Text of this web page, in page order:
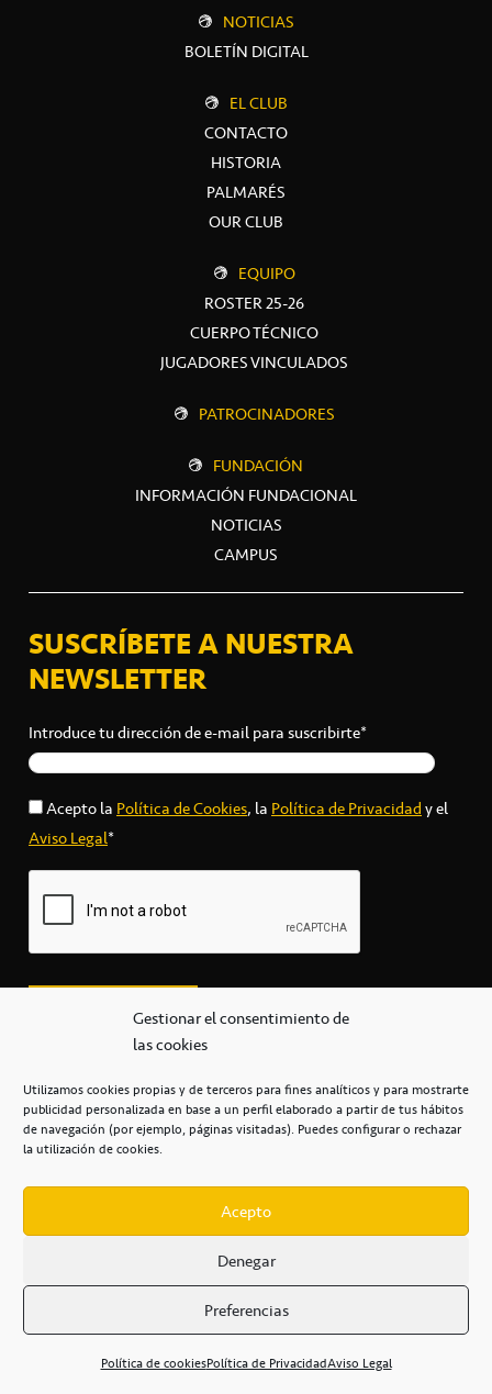
Gestionar el consentimiento de
las cookies
Utilizamos cookies propias y de terceros para fines analíticos y para mostrarte
publicidad personalizada en base a un perfil elaborado a partir de tus hábitos
de navegación (por ejemplo, páginas visitadas). Puedes configurar o rechazar
la utilización de cookies.
Acepto
Denegar
Preferencias
Política de cookiesPolítica de PrivacidadAviso Legal
NOTICIAS
BOLETÍN DIGITAL
EL CLUB
CONTACTO
HISTORIA
PALMARÉS
OUR CLUB
EQUIPO
ROSTER 25-26
CUERPO TÉCNICO
JUGADORES VINCULADOS
PATROCINADORES
FUNDACIÓN
INFORMACIÓN FUNDACIONAL
NOTICIAS
CAMPUS
SUSCRÍBETE A NUESTRA
NEWSLETTER
Introduce tu dirección de e-mail para suscribirte*
Acepto laPolítica de Cookies, laPolítica de Privacidady el
Aviso Legal*
secretaria@cbcanarias.es
+34 922 253 684
Casa del Deporte / 38108 – La Laguna
POLÍTICA DE PRIVACIDAD / POLÍTICA DE COOKIES /
AVISO LEGAL / CONDICIONES